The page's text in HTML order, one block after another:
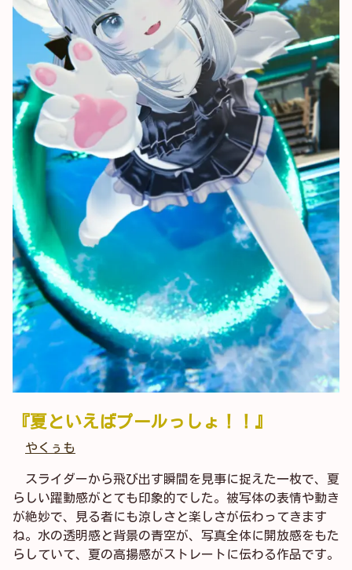
『夏といえばプールっしょ！！』
やくぅも
スライダーから飛び出す瞬間を見事に捉えた一枚で、夏
らしい躍動感がとても印象的でした。被写体の表情や動き
が絶妙で、見る者にも涼しさと楽しさが伝わってきます
ね。水の透明感と背景の青空が、写真全体に開放感をもた
らしていて、夏の高揚感がストレートに伝わる作品です。